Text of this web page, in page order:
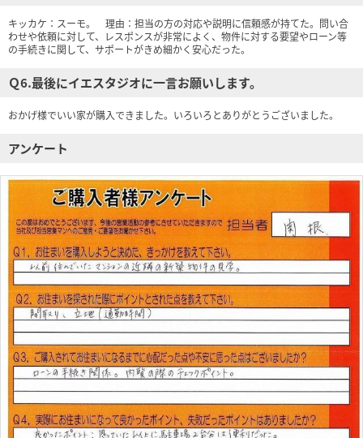
キッカケ：スーモ。 理由：担当の方の対応や説明に信頼感が持てた。問い合
わせや依頼に対して、レスポンスが非常によく、物件に対する要望やローン等
の手続きに関して、サポートがきめ細かく安心だった。
Ｑ6.最後にイエスタジオに一言お願いします。
おかげ様でいい家が購入できました。いろいろとありがとうございました。
アンケート